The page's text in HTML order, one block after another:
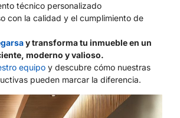
técnico personalizado
con la calidad y el cumplimiento de
y transforma tu inmueble en un
moderno y valioso.
equipo y descubre cómo nuestras
pueden marcar la diferencia.